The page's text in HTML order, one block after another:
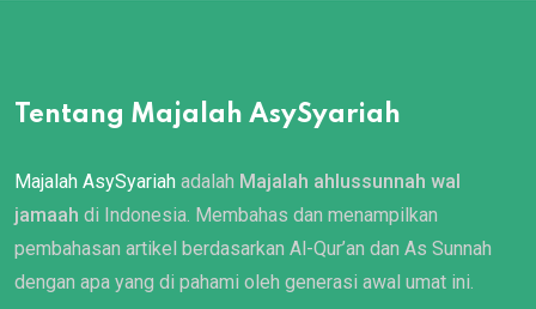
Tentang Majalah AsySyariah
Majalah AsySyariah adalah Majalah ahlussunnah wal
jamaah di Indonesia. Membahas dan menampilkan
pembahasan artikel berdasarkan Al-Qur’an dan As Sunnah
dengan apa yang di pahami oleh generasi awal umat ini.